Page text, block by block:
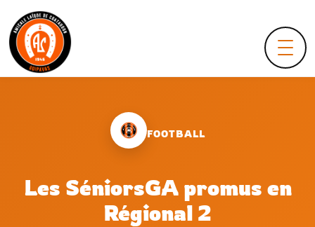
Menu
FOOTBALL
Les SéniorsGA promus en
Régional 2